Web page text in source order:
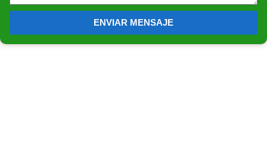
ENVIAR MENSAJE